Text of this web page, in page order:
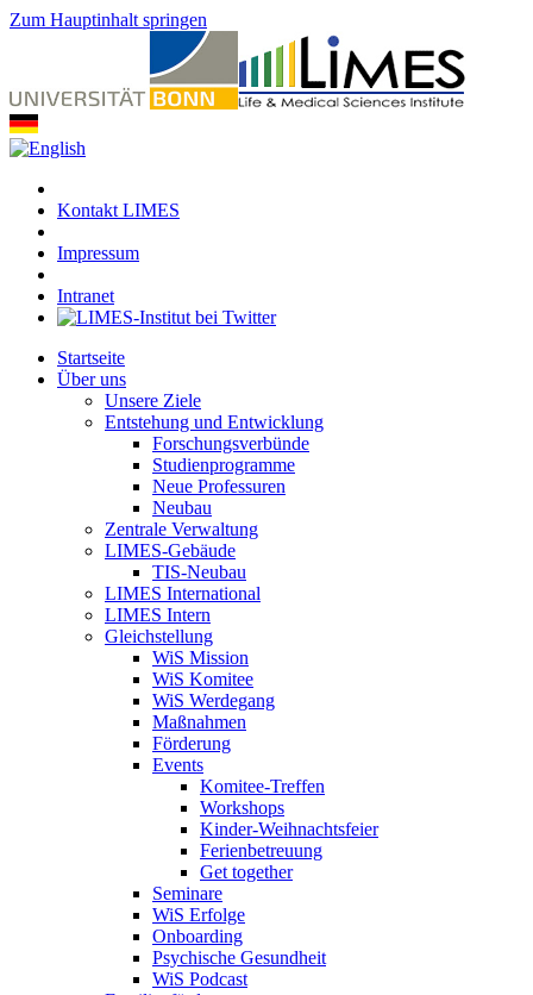
Zum Hauptinhalt springen
Kontakt LIMES
Impressum
Intranet
Startseite
Über uns
Unsere Ziele
Entstehung und Entwicklung
Forschungsverbünde
Studienprogramme
Neue Professuren
Neubau
Zentrale Verwaltung
LIMES-Gebäude
TIS-Neubau
LIMES International
LIMES Intern
Gleichstellung
WiS Mission
WiS Komitee
WiS Werdegang
Maßnahmen
Förderung
Events
Komitee-Treffen
Workshops
Kinder-Weihnachtsfeier
Ferienbetreuung
Get together
Seminare
WiS Erfolge
Onboarding
Psychische Gesundheit
WiS Podcast